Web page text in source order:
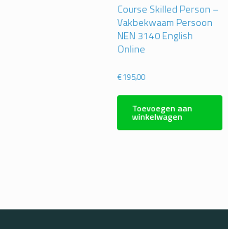
Course Skilled Person –
Vakbekwaam Persoon
NEN 3140 English
Online
€195,00
Toevoegen aan
winkelwagen